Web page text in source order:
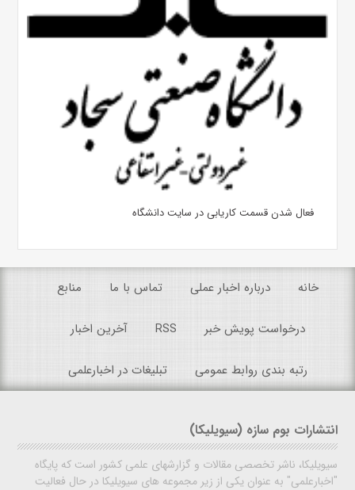
فعال شدن قسمت کاریابی در سایت دانشگاه
خانه درباره اخبار عملی تماس با ما منابع
درخواست پویش خبر RSS آخرین اخبار
رتبه بندی روابط عمومی تبلیغات در اخبارعلمی
انتشارات بوم سازه (سیویلیکا)
سیویلیکا، ناشر تخصصی مقالات و گزارشهای علمی کشور است که پایگاه
"اخبارعلمی" به عنوان یکی از زیر مجموعه های سیویلیکا در حال فعالیت